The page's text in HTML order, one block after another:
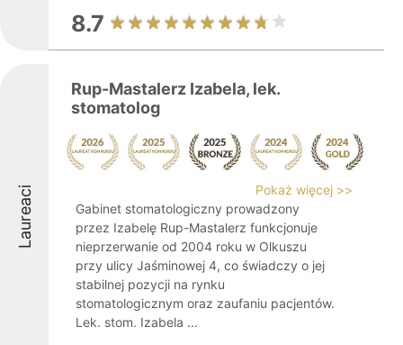
8.7
Laureaci
Rup-Mastalerz Izabela, lek.
stomatolog
Pokaż więcej >>
Gabinet stomatologiczny prowadzony
przez Izabelę Rup-Mastalerz funkcjonuje
nieprzerwanie od 2004 roku w Olkuszu
przy ulicy Jaśminowej 4, co świadczy o jej
stabilnej pozycji na rynku
stomatologicznym oraz zaufaniu pacjentów.
Lek. stom. Izabela ...